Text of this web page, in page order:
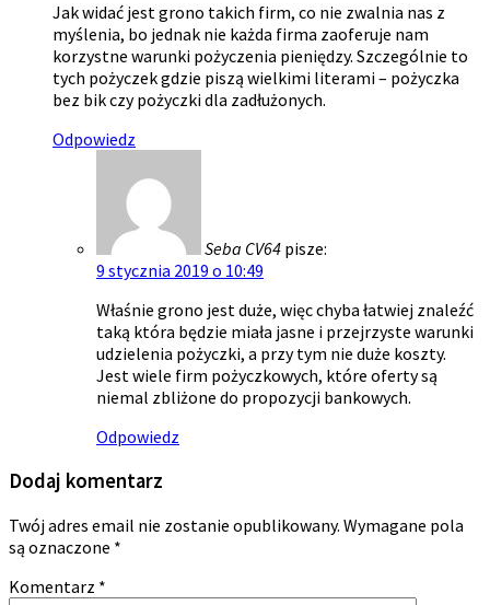
Jak widać jest grono takich firm, co nie zwalnia nas z
myślenia, bo jednak nie każda firma zaoferuje nam
korzystne warunki pożyczenia pieniędzy. Szczególnie to
tych pożyczek gdzie piszą wielkimi literami – pożyczka
bez bik czy pożyczki dla zadłużonych.
Odpowiedz
Seba CV64 pisze:
9 stycznia 2019 o 10:49
Właśnie grono jest duże, więc chyba łatwiej znaleźć
taką która będzie miała jasne i przejrzyste warunki
udzielenia pożyczki, a przy tym nie duże koszty.
Jest wiele firm pożyczkowych, które oferty są
niemal zbliżone do propozycji bankowych.
Odpowiedz
Dodaj komentarz
Twój adres email nie zostanie opublikowany. Wymagane pola
są oznaczone *
Komentarz *